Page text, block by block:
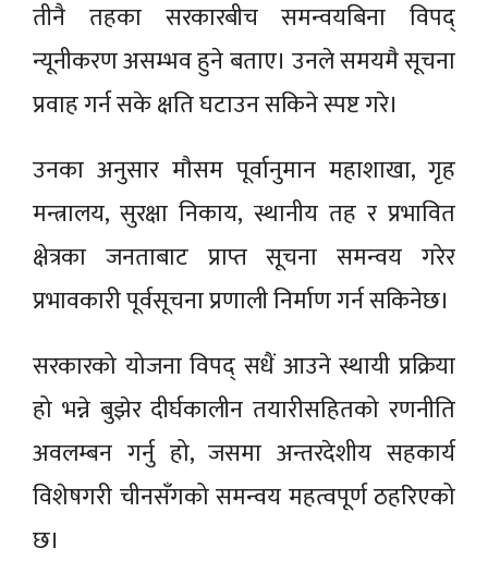
तीनै तहका सरकारबीच समन्वयबिना विपद्
न्यूनीकरण असम्भव हुने बताए। उनले समयमै सूचना
प्रवाह गर्न सके क्षति घटाउन सकिने स्पष्ट गरे।
उनका अनुसार मौसम पूर्वानुमान महाशाखा, गृह
मन्त्रालय, सुरक्षा निकाय, स्थानीय तह र प्रभावित
क्षेत्रका जनताबाट प्राप्त सूचना समन्वय गरेर
प्रभावकारी पूर्वसूचना प्रणाली निर्माण गर्न सकिनेछ।
सरकारको योजना विपद् सधैं आउने स्थायी प्रक्रिया
हो भन्ने बुझेर दीर्घकालीन तयारीसहितको रणनीति
अवलम्बन गर्नु हो, जसमा अन्तरदेशीय सहकार्य
विशेषगरी चीनसँगको समन्वय महत्वपूर्ण ठहरिएको
छ।